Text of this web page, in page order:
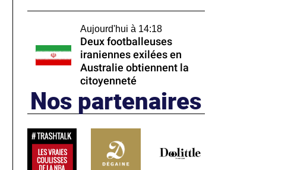
Aujourd'hui à 14:18
Deux footballeuses
iraniennes exilées en
Australie obtiennent la
citoyenneté
Nos partenaires